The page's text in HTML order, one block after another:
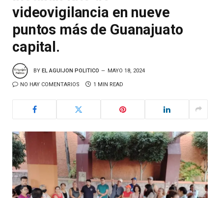
videovigilancia en nueve
puntos más de Guanajuato
capital.
BY EL AGUIJON POLITICO MAYO 18, 2024
NO HAY COMENTARIOS 1 MIN READ